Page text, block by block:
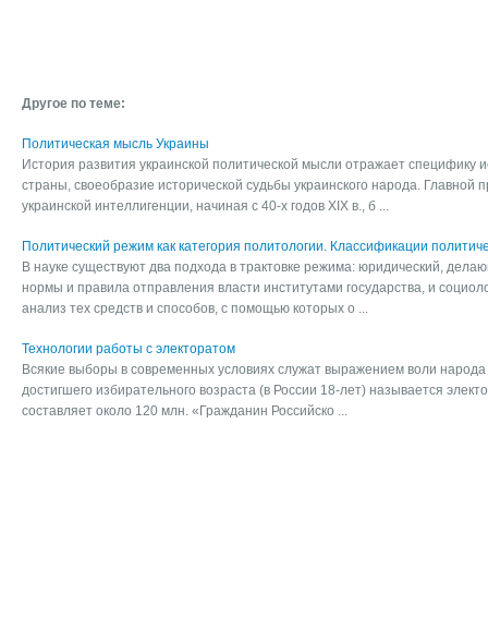
Другое по теме:
Политическая мысль Украины
История развития украинской политической мысли отражает специфику
страны, своеобразие исторической судьбы украинского народа. Главной
украинской интеллигенции, начиная с 40-х годов XIX в., б ...
Политический режим как категория политологии. Классификации
В науке существуют два подхода в трактовке режима: юридический,
нормы и правила отправления власти институтами государства, и
анализ тех средств и способов, с помощью которых о ...
Технологии работы с электоратом
Всякие выборы в современных условиях служат выражением воли народа
достигшего избирательного возраста (в России 18-лет) называется
составляет около 120 млн. «Гражданин Российско ...